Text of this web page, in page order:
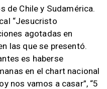
de Chile y Sudamérica.
“Jesucristo
agotadas en
las que se presentó.
es haberse
en el chart nacional
nos vamos a casar”, “5